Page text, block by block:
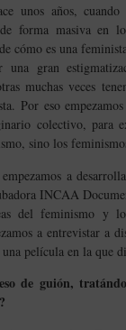
unos años,
forma masiva en
cómo es una
una gran
muchas veces
Por eso
colectivo, para
sino los
empezamos a
INCAA
del feminismo y
a entrevistar a
película en la que
de guión,